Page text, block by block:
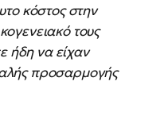
κόστος στην
τους
ήδη να είχαν
προσαρμογής